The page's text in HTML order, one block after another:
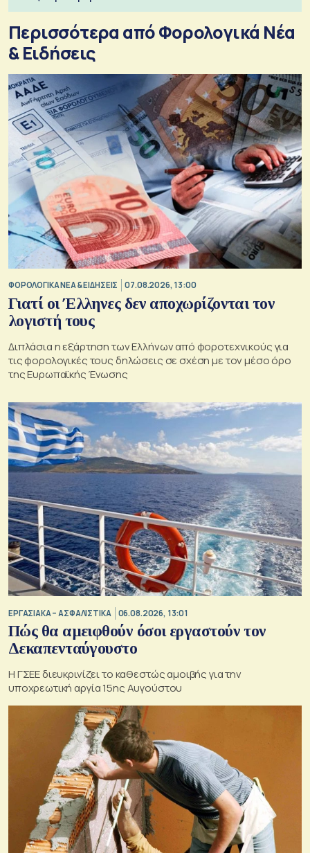
Περισσότερα από Φορολογικά Νέα
& Eιδήσεις
ΦΟΡΟΛΟΓΙΚΑ ΝΕΑ & EΙΔΗΣΕΙΣ 07.08.2026, 13:00
Γιατί οι Έλληνες δεν αποχωρίζονται τον
λογιστή τους
Διπλάσια η εξάρτηση των Ελλήνων από φοροτεχνικούς για
τις φορολογικές τους δηλώσεις σε σχέση με τον μέσο όρο
της Ευρωπαϊκής Ένωσης
ΕΡΓΑΣΙΑΚΑ – ΑΣΦΑΛΙΣΤΙΚΑ 06.08.2026, 13:01
Πώς θα αμειφθούν όσοι εργαστούν τον
Δεκαπενταύγουστο
Η ΓΣΕΕ διευκρινίζει το καθεστώς αμοιβής για την
υποχρεωτική αργία 15ης Αυγούστου